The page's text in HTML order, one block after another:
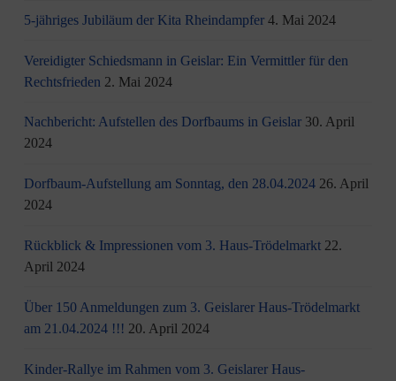
5-jähriges Jubiläum der Kita Rheindampfer 4. Mai 2024
Vereidigter Schiedsmann in Geislar: Ein Vermittler für den
Rechtsfrieden 2. Mai 2024
Nachbericht: Aufstellen des Dorfbaums in Geislar 30. April
2024
Dorfbaum-Aufstellung am Sonntag, den 28.04.2024 26. April
2024
Rückblick & Impressionen vom 3. Haus-Trödelmarkt 22.
April 2024
Über 150 Anmeldungen zum 3. Geislarer Haus-Trödelmarkt
am 21.04.2024 !!! 20. April 2024
Kinder-Rallye im Rahmen vom 3. Geislarer Haus-